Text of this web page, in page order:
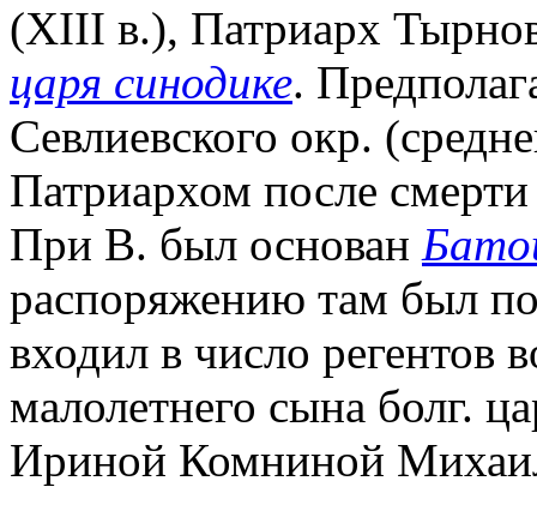
(XIII в.), Патриарх
царя синодике.
Севлиевского окр.
Патриархом после
При В. был основан
распоряжению там был
входил в число регентов
малолетнего сына болг.
Ириной Комниной